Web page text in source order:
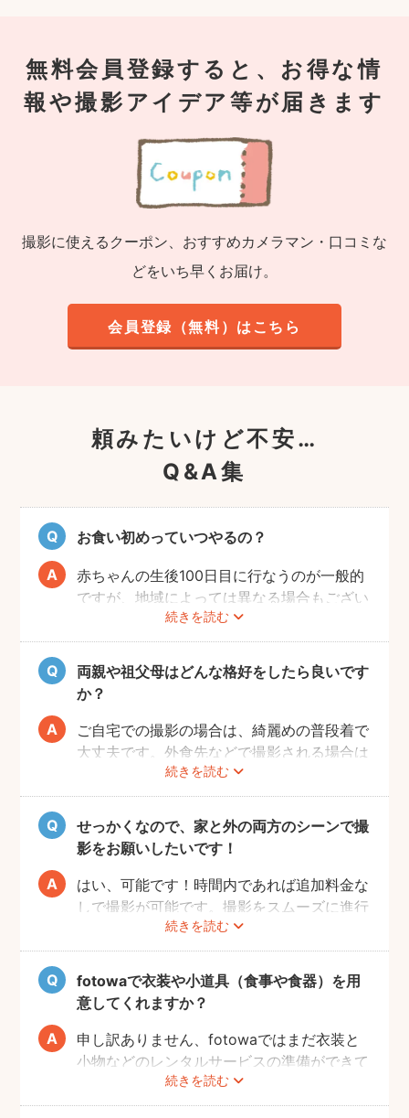
無料会員登録すると、お得な情
報や撮影アイデア等が届きます
撮影に使えるクーポン、おすすめカメラマン・口コミな
どをいち早くお届け。
会員登録（無料）はこちら
頼みたいけど不安…
Q&A集
お食い初めっていつやるの？
続きを読む
赤ちゃんの生後100日目に行なうのが一般的
ですが、地域によっては異なる場合もござい
ます。あくまでも目安になりますので、その
前後でご家族のご都合の良い日を選び、お祝
いするのがおすすめです。
両親や祖父母はどんな格好をしたら良いです
か？
続きを読む
ご自宅での撮影の場合は、綺麗めの普段着で
大丈夫です。外食先などで撮影される場合は
正装が良いでしょう。正装の場合、赤ちゃん
が和装であればご家族も和装と格を揃えるこ
とが必要になりますので、事前に家族全員の
服装を決めておくことがおすすめです。
せっかくなので、家と外の両方のシーンで撮
影をお願いしたいです！
続きを読む
はい、可能です！時間内であれば追加料金な
しで撮影が可能です。撮影をスムーズに進行
させるために、事前にその旨をフォトグラフ
ァーにお伝えいただけると幸いです。
fotowaで衣装や小道具（食事や食器）を用
意してくれますか？
続きを読む
申し訳ありません、fotowaではまだ衣装と
小物などのレンタルサービスの準備ができて
おりませんので、お客様ご自身にご用意をお
願いしております。